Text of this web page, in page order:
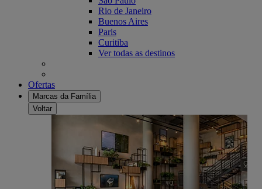
Rio de Janeiro
Buenos Aires
Paris
Curitiba
Ver todas as destinos
Ofertas
Marcas da Família
Voltar